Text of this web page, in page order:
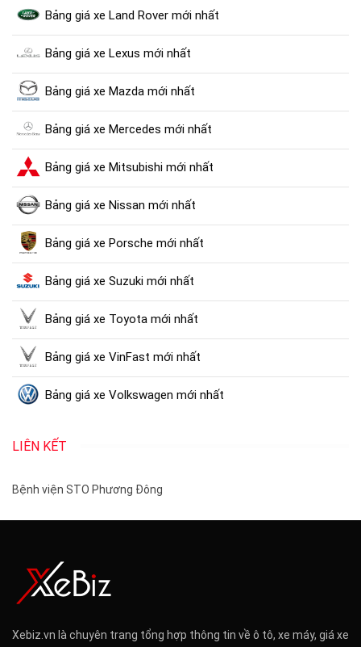
Bảng giá xe Land Rover mới nhất
Bảng giá xe Lexus mới nhất
Bảng giá xe Mazda mới nhất
Bảng giá xe Mercedes mới nhất
Bảng giá xe Mitsubishi mới nhất
Bảng giá xe Nissan mới nhất
Bảng giá xe Porsche mới nhất
Bảng giá xe Suzuki mới nhất
Bảng giá xe Toyota mới nhất
Bảng giá xe VinFast mới nhất
Bảng giá xe Volkswagen mới nhất
LIÊN KẾT
Bệnh viện STO Phương Đông
Xebiz.vn là chuyên trang tổng hợp thông tin về ô tô, xe máy, giá xe